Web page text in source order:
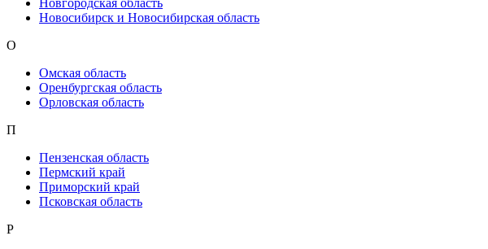
Новгородская область
Новосибирск и Новосибирская область
О
Омская область
Оренбургская область
Орловская область
П
Пензенская область
Пермский край
Приморский край
Псковская область
Р